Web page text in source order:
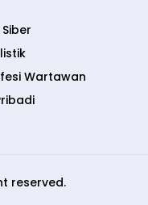
Wartawan
reserved.